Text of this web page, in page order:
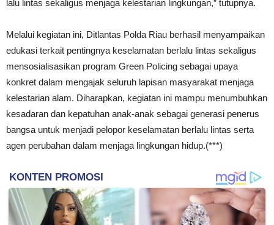
lalu lintas sekaligus menjaga kelestarian lingkungan,” tutupnya.
Melalui kegiatan ini, Ditlantas Polda Riau berhasil menyampaikan
edukasi terkait pentingnya keselamatan berlalu lintas sekaligus
mensosialisasikan program Green Policing sebagai upaya
konkret dalam mengajak seluruh lapisan masyarakat menjaga
kelestarian alam. Diharapkan, kegiatan ini mampu menumbuhkan
kesadaran dan kepatuhan anak-anak sebagai generasi penerus
bangsa untuk menjadi pelopor keselamatan berlalu lintas serta
agen perubahan dalam menjaga lingkungan hidup.(***)